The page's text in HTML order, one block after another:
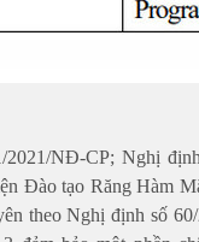
NĐ-CP; Nghị
Đào tạo Răng Hàm
theo Nghị định số